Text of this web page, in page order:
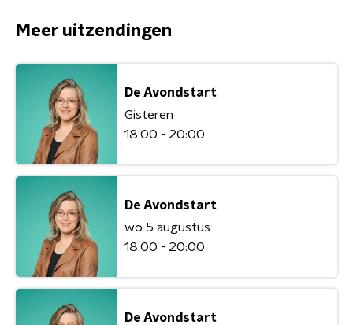
Meer uitzendingen
De Avondstart
Gisteren
18:00 - 20:00
De Avondstart
wo 5 augustus
18:00 - 20:00
De Avondstart